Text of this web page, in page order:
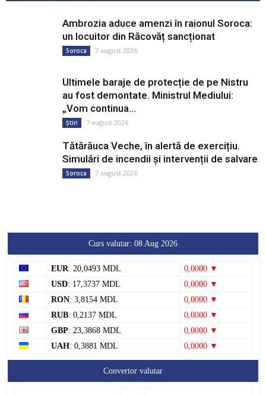
Ambrozia aduce amenzi în raionul Soroca:
un locuitor din Răcovăț sancționat
Soroca 7 august 2026
Ultimele baraje de protecție de pe Nistru
au fost demontate. Ministrul Mediului:
„Vom continua...
Știri 7 august 2026
Tătărăuca Veche, în alertă de exercițiu.
Simulări de incendii și intervenții de salvare
Soroca 7 august 2026
Curs valutar: 08 Aug 2026
EUR: 20,0493 MDL
0,0000 ▼
USD: 17,3737 MDL
0,0000 ▼
RON: 3,8154 MDL
0,0000 ▼
RUB: 0,2137 MDL
0,0000 ▼
GBP: 23,3868 MDL
0,0000 ▼
UAH: 0,3881 MDL 0,0000 ▼
Convertor valutar